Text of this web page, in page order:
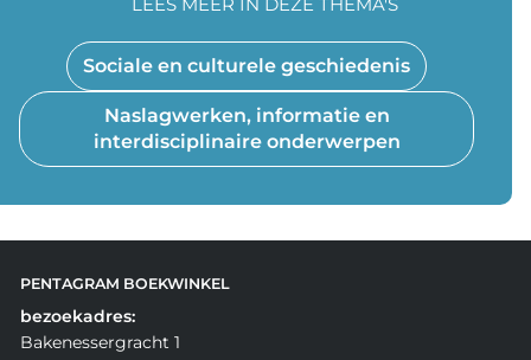
Sociale en culturele geschiedenis
Naslagwerken, informatie en
interdisciplinaire onderwerpen
PENTAGRAM BOEKWINKEL
bezoekadres:
Bakenessergracht 1